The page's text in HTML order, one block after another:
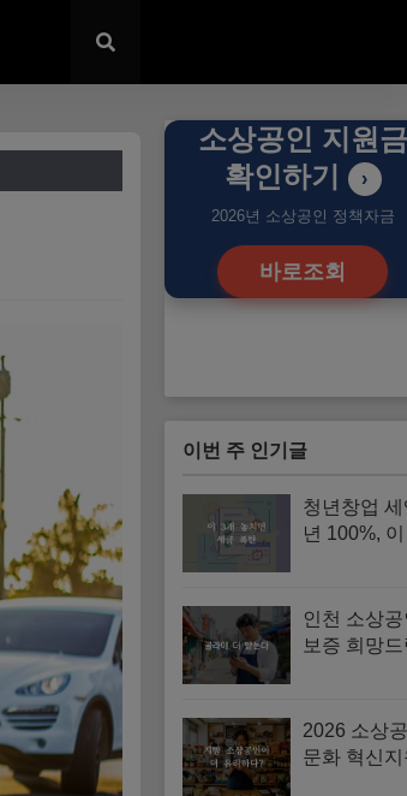
소상공인 지원금
확인하기
›
2026년 소상공인 정책자금
바로조회
이번 주 인기글
청년창업
년 100%,
인천 소상
보증 희망드
2026 소상
문화 혁신